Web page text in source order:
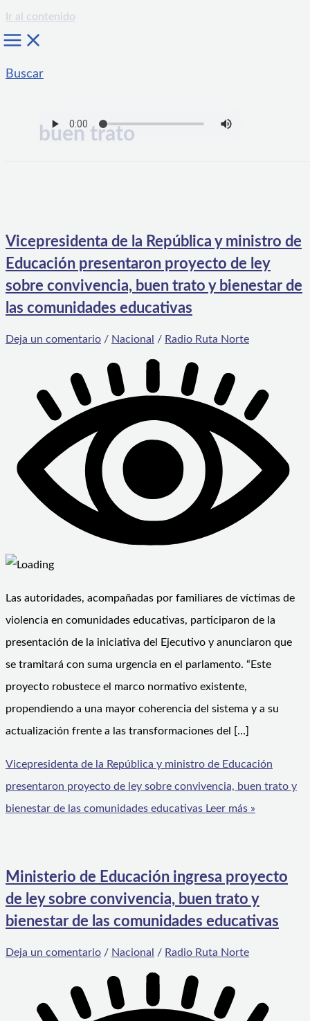
Ir al contenido
Buscar
buen trato
Vicepresidenta de la República y ministro de
Educación presentaron proyecto de ley
sobre convivencia, buen trato y bienestar de
las comunidades educativas
Deja un comentario / Nacional / Radio Ruta Norte
Las autoridades, acompañadas por familiares de víctimas de
violencia en comunidades educativas, participaron de la
presentación de la iniciativa del Ejecutivo y anunciaron que
se tramitará con suma urgencia en el parlamento. “Este
proyecto robustece el marco normativo existente,
propendiendo a una mayor coherencia del sistema y a su
actualización frente a las transformaciones del […]
Vicepresidenta de la República y ministro de Educación
presentaron proyecto de ley sobre convivencia, buen trato y
bienestar de las comunidades educativas Leer más »
Ministerio de Educación ingresa proyecto
de ley sobre convivencia, buen trato y
bienestar de las comunidades educativas
Deja un comentario / Nacional / Radio Ruta Norte